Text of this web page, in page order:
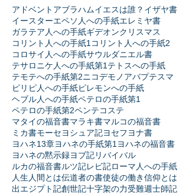
アドベント アブラハムイエスは誰？ イザヤ書
イースターエペソ人への手紙エレミヤ書
ガラテア人への手紙ギデオンクリスマス
コリント人への手紙1 コリント人への手紙2
コロサイ人への手紙サウルダニエル書
テサロニケ人への手紙第1 テトスへの手紙
テモテへの手紙第2ニコデモ ノアバプテスマ
ピリピ人への手紙ピレモンへの手紙
ヘブル人への手紙ペテロの手紙第1
ペテロの手紙第2ペンテコステ
マタイの福音書マラキ書マルコの福音書
ミカ書モーセヨシュア記ヨセフヨナ書
ヨハネ13章ヨハネの手紙第1 ヨハネの福音書
ヨハネの黙示録ヨブ記リバイバル
ルカの福音書ルツ記レビ記ローマ人への手紙
人生 人間とは伝道者の書使徒の働き信仰とは
出エジプト記創世記十字架の力受難週士師記